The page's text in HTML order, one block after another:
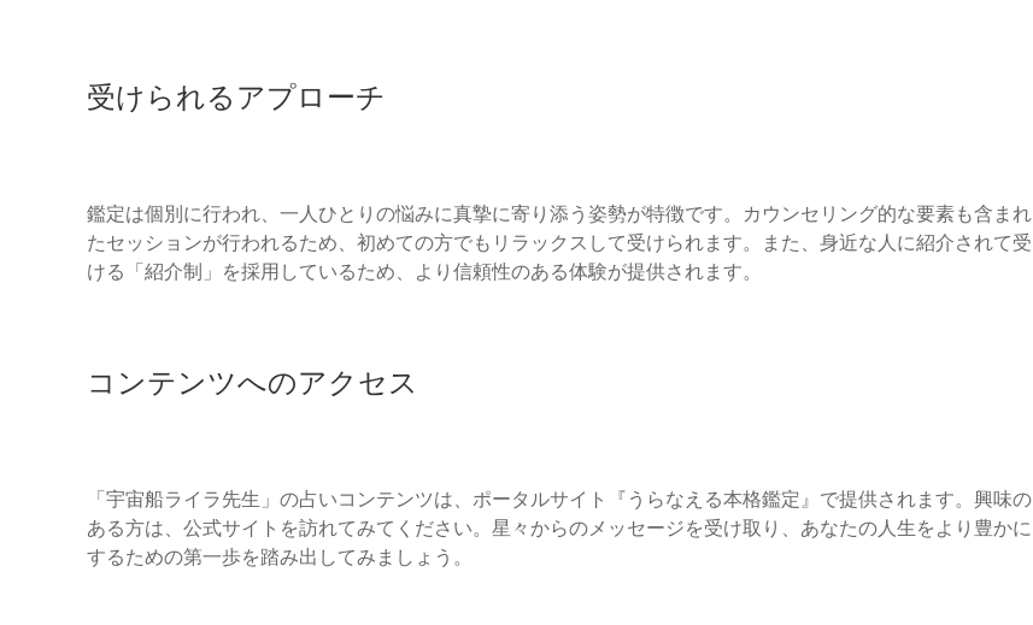
受けられるアプローチ
鑑定は個別に行われ、一人ひとりの悩みに真摯に寄り添う姿勢が特徴です。カウンセリング的な要素も含まれ
たセッションが行われるため、初めての方でもリラックスして受けられます。また、身近な人に紹介されて受
ける「紹介制」を採用しているため、より信頼性のある体験が提供されます。
コンテンツへのアクセス
「宇宙船ライラ先生」の占いコンテンツは、ポータルサイト『うらなえる本格鑑定』で提供されます。興味の
ある方は、公式サイトを訪れてみてください。星々からのメッセージを受け取り、あなたの人生をより豊かに
するための第一歩を踏み出してみましょう。